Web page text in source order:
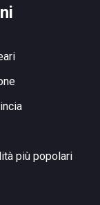
più popolari